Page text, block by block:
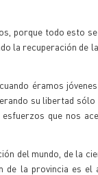
porque todo esto
la recuperación de
éramos
su libertad sólo
que nos
del mundo, de la
de la provincia es